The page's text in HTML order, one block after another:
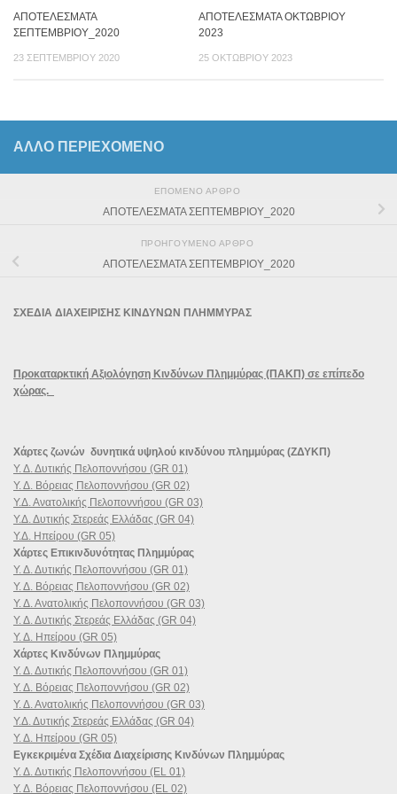
ΑΠΟΤΕΛΕΣΜΑΤΑ
ΣΕΠΤΕΜΒΡΙΟΥ_2020
23 ΣΕΠΤΕΜΒΡΊΟΥ 2020
ΑΠΟΤΕΛΕΣΜΑΤΑ ΟΚΤΩΒΡΙΟΥ
2023
25 ΟΚΤΩΒΡΊΟΥ 2023
ΆΛΛΟ ΠΕΡΙΕΧΟΜΕΝΟ
ΕΠΌΜΕΝΟ ΆΡΘΡΟ
ΑΠΟΤΕΛΕΣΜΑΤΑ ΣΕΠΤΕΜΒΡΙΟΥ_2020
ΠΡΟΗΓΟΎΜΕΝΟ ΆΡΘΡΟ
ΑΠΟΤΕΛΕΣΜΑΤΑ ΣΕΠΤΕΜΒΡΙΟΥ_2020
ΣΧΕΔΙΑ ΔΙΑΧΕΙΡΙΣΗΣ ΚΙΝΔΥΝΩΝ ΠΛΗΜΜΥΡΑΣ
Προκαταρκτική Αξιολόγηση Κινδύνων Πλημμύρας (ΠΑΚΠ) σε επίπεδο
χώρας.
Χάρτες ζωνών δυνητικά υψηλού κινδύνου πλημμύρας (ΖΔΥΚΠ)
Υ. Δ. Δυτικής Πελοποννήσου (GR 01)
Υ. Δ. Βόρειας Πελοποννήσου (GR 02)
Υ.Δ. Ανατολικής Πελοποννήσου (GR 03)
Υ.Δ. Δυτικής Στερεάς Ελλάδας (GR 04)
Υ.Δ. Ηπείρου (GR 05)
Χάρτες Επικινδυνότητας Πλημμύρας
Υ. Δ. Δυτικής Πελοποννήσου (GR 01)
Υ. Δ. Βόρειας Πελοποννήσου (GR 02)
Υ. Δ. Ανατολικής Πελοποννήσου (GR 03)
Υ. Δ. Δυτικής Στερεάς Ελλάδας (GR 04)
Υ. Δ. Ηπείρου (GR 05)
Χάρτες Κινδύνων Πλημμύρας
Υ. Δ. Δυτικής Πελοποννήσου (GR 01)
Υ. Δ. Βόρειας Πελοποννήσου (GR 02)
Υ. Δ. Ανατολικής Πελοποννήσου (GR 03)
Υ.Δ. Δυτικής Στερεάς Ελλάδας (GR 04)
Υ. Δ. Ηπείρου (GR 05)
Εγκεκριμένα Σχέδια Διαχείρισης Κινδύνων Πλημμύρας
Υ. Δ. Δυτικής Πελοποννήσου (EL 01)
Υ. Δ. Βόρειας Πελοποννήσου (EL 02)